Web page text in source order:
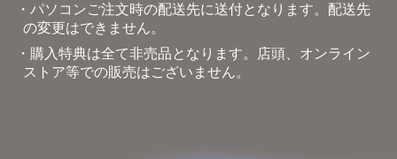
・パソコンご注文時の配送先に送付となります。配送先
の変更はできません。
・購入特典は全て非売品となります。店頭、オンライン
ストア等での販売はございません。